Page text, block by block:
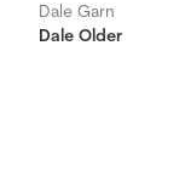
Dale Garn
Dale Older